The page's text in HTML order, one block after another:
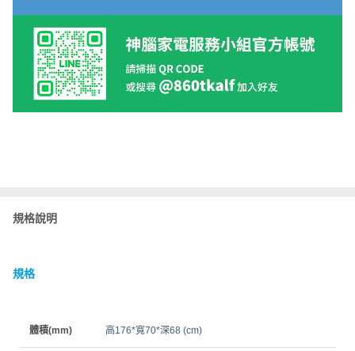
規格說明
規格
體積(mm) 高176*寬70*深68 (cm)